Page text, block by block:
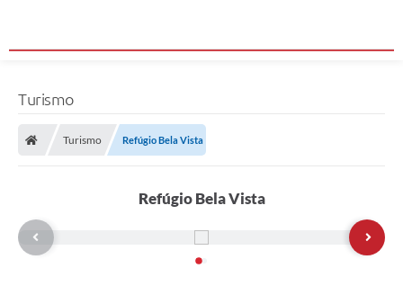
Turismo
Turismo Refúgio Bela Vista
Refúgio Bela Vista